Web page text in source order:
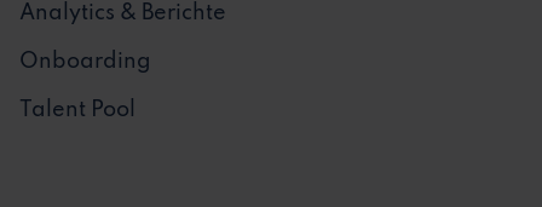
Analytics & Berichte
Onboarding
Talent Pool